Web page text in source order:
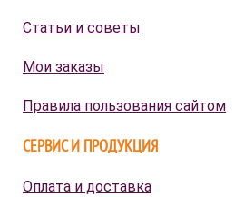
Статьи и советы
Мои заказы
Правила пользования сайтом
СЕРВИС И ПРОДУКЦИЯ
Оплата и доставка